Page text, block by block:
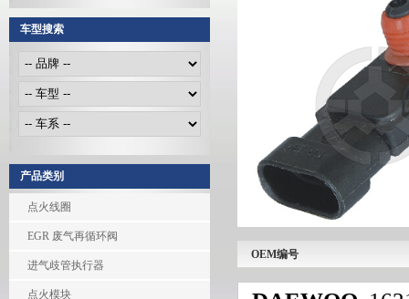
车型搜索
产品类别
点火线圈
EGR 废气再循环阀
进气歧管执行器
点火模块
OEM编号